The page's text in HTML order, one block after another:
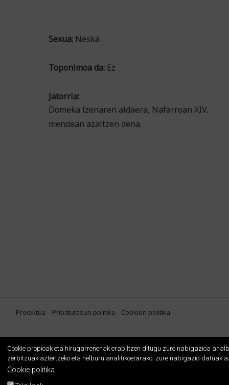
Sexua: Neska
Toponimoa da: Ez
Jatorria:
Domeka izenaren aldaera, Nafarroan XIV.
mendean azaltzen dena.
Proiektua Pribatutasun politika Cookien politika
Cookie propioak eta hirugarrenenak erabiltzen ditugu zure nabigazioa
zerbitzuak aztertzeko eta helburu analitikoetarako, zure nabigazio-datuak
Cookie politika